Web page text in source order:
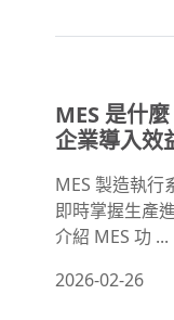
MES 是什
企業導入效
MES 製造執行
即時掌握生產
介紹 MES 功 ...
2026-02-26